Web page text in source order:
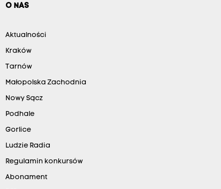
O NAS
Aktualności
Kraków
Tarnów
Małopolska Zachodnia
Nowy Sącz
Podhale
Gorlice
Ludzie Radia
Regulamin konkursów
Abonament